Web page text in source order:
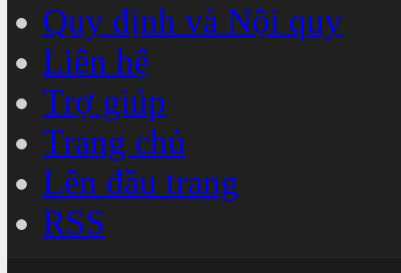
Quy định và Nội quy
Liên hệ
Trợ giúp
Trang chủ
Lên đầu trang
RSS